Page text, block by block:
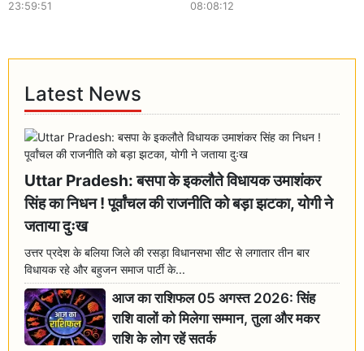
23:59:51
08:08:12
Latest News
Uttar Pradesh: बसपा के इकलौते विधायक उमाशंकर
सिंह का निधन ! पूर्वांचल की राजनीति को बड़ा झटका, योगी ने
जताया दुःख
उत्तर प्रदेश के बलिया जिले की रसड़ा विधानसभा सीट से लगातार तीन बार
विधायक रहे और बहुजन समाज पार्टी के...
आज का राशिफल 05 अगस्त 2026: सिंह
राशि वालों को मिलेगा सम्मान, तुला और मकर
राशि के लोग रहें सतर्क